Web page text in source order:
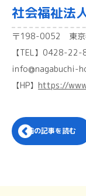
社会福祉法
〒198-0052 東京
【TEL】0428-
info@nagabuchi-
【HP】 https://
前の記事を読む